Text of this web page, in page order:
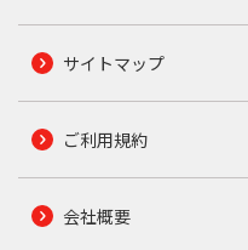
サイトマップ
ご利用規約
会社概要